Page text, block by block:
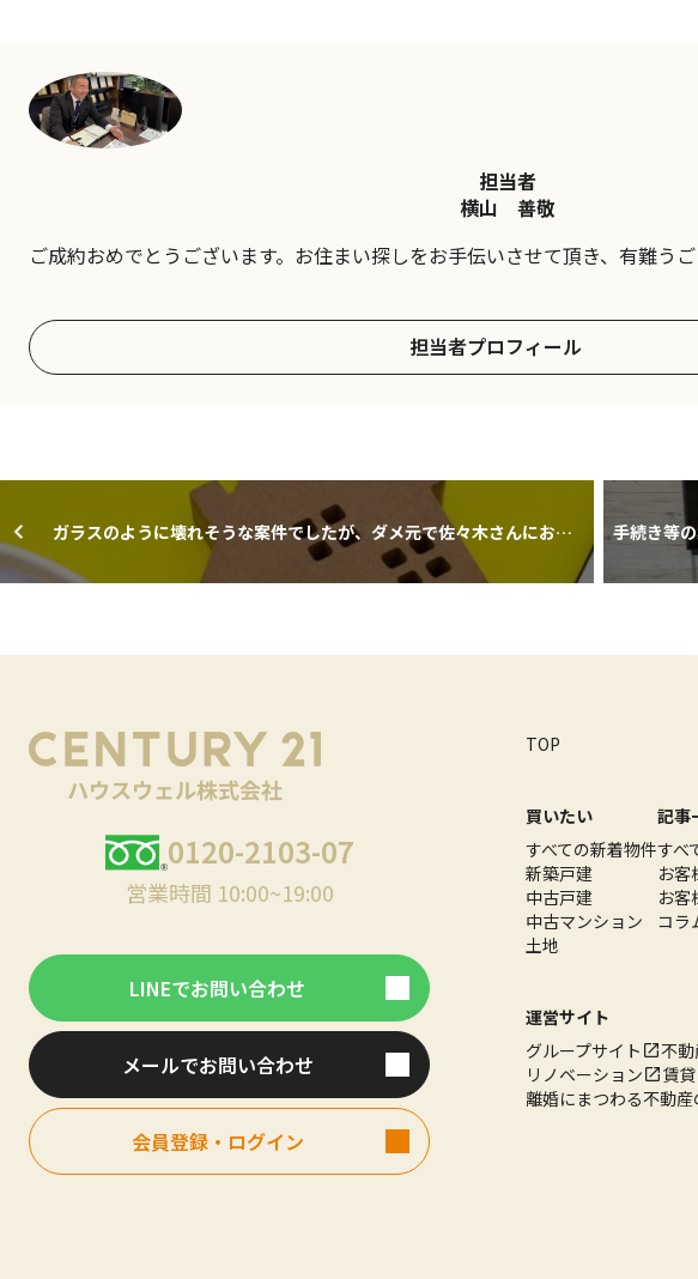
担当者
横山 善敬
ご成約おめでとうございます。お住まい探しをお手伝いさせて頂き、有難うご
担当者プロフィール
ガラスのように壊れそうな案件でしたが、ダメ元で佐々木さんにお願
いしたところ、見事にまとめていただきました。 ありがとうござい
ました。
手続き等
0120-2103-07
営業時間 10:00~19:00
LINEでお問い合わせ
メールでお問い合わせ
会員登録・ログイン
TOP
買いたい
すべての新着物件
新築戸建
中古戸建
中古マンション
土地
記事
すべ
お客
お客
コラ
運営サイト
グループサイト
不
リノベーション
賃貸
離婚にまつわる不動